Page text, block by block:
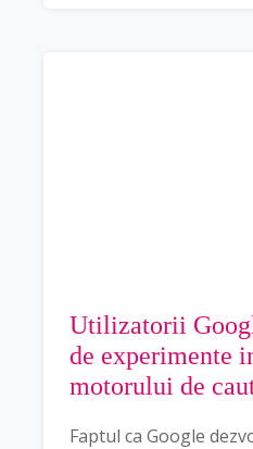
Utilizatorii
de experimente
motorului de
Faptul ca Google